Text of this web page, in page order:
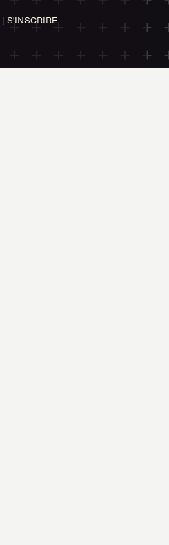
| S'INSCRIRE